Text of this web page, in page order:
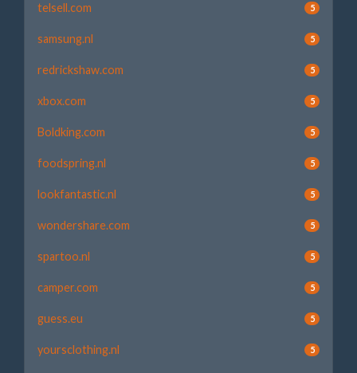
telsell.com 5
samsung.nl 5
redrickshaw.com 5
xbox.com 5
Boldking.com 5
foodspring.nl 5
lookfantastic.nl 5
wondershare.com 5
spartoo.nl 5
camper.com 5
guess.eu 5
yoursclothing.nl 5